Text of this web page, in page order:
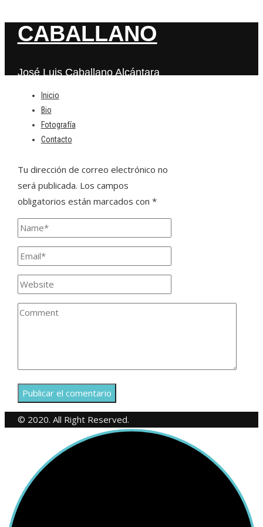
CABALLANO
José Luis Caballano Alcántara
Inicio
Bio
Fotografía
Contacto
Deja una respuesta
Tu dirección de correo electrónico no
será publicada. Los campos
obligatorios están marcados con *
© 2020. All Right Reserved.